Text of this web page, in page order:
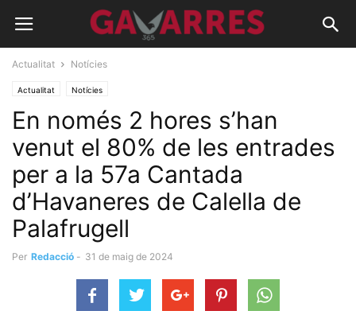
Actualitat Notícies
Actualitat Notícies
En només 2 hores s’han
venut el 80% de les entrades
per a la 57a Cantada
d’Havaneres de Calella de
Palafrugell
Per Redacció - 31 de maig de 2024